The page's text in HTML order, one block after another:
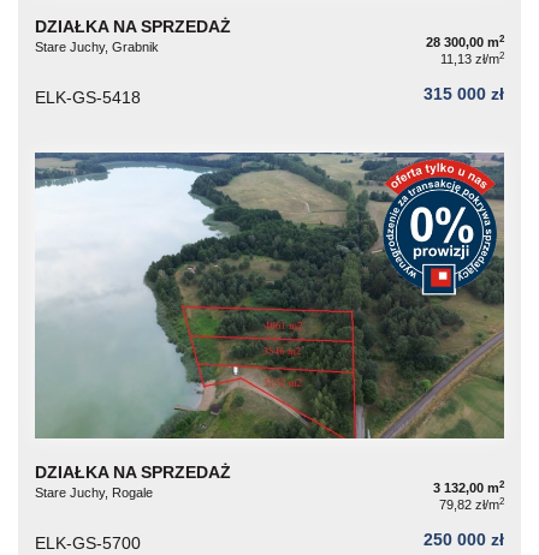
DZIAŁKA NA SPRZEDAŻ
Stare Juchy, Grabnik 28 300,00 m2
11,13 zł/m2
ELK-GS-5418 315 000 zł
DZIAŁKA NA SPRZEDAŻ
Stare Juchy, Rogale 3 132,00 m2
79,82 zł/m2
ELK-GS-5700 250 000 zł